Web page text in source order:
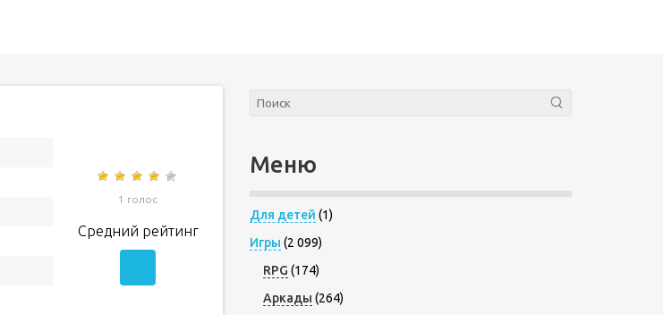
1 голос
Средний рейтинг
Меню
Для детей (1)
Игры (2 099)
RPG (174)
Аркады (264)